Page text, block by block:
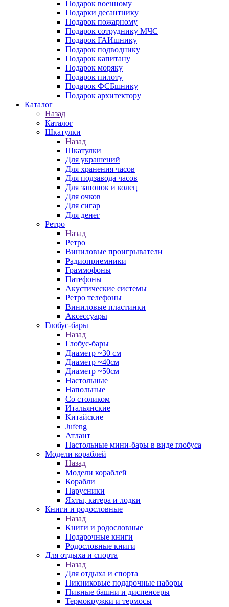
Подарок военному
Подарки десантнику
Подарок пожарному
Подарок сотруднику МЧС
Подарок ГАИшнику
Подарок подводнику
Подарок капитану
Подарок моряку
Подарок пилоту
Подарок ФСБшнику
Подарок архитектору
Каталог
Назад
Каталог
Шкатулки
Назад
Шкатулки
Для украшений
Для хранения часов
Для подзавода часов
Для запонок и колец
Для очков
Для сигар
Для денег
Ретро
Назад
Ретро
Виниловые проигрыватели
Радиоприемники
Граммофоны
Патефоны
Акустические системы
Ретро телефоны
Виниловые пластинки
Аксессуары
Глобус-бары
Назад
Глобус-бары
Диаметр ~30 см
Диаметр ~40см
Диаметр ~50см
Настольные
Напольные
Со столиком
Итальянские
Китайские
Jufeng
Атлант
Настольные мини-бары в виде глобуса
Модели кораблей
Назад
Модели кораблей
Корабли
Парусники
Яхты, катера и лодки
Книги и родословные
Назад
Книги и родословные
Подарочные книги
Родословные книги
Для отдыха и спорта
Назад
Для отдыха и спорта
Пикниковые подарочные наборы
Пивные башни и диспенсеры
Термокружки и термосы